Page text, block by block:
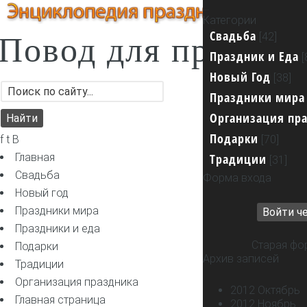
для
f t B
Главная
Свадьба
Новый год
Праздники мира
Праздники и еда
Подарки
Традиции
Организация праздника
...
Категории
Свадьба [42]
Праздник и Еда
Новый Год [38]
Праздники мира
Организация
Подарки [70]
Традиции [31]
Форма входа
Войти
Старая
Архив записей
2012 Октябрь
2012 Ноябрь
Главная страница